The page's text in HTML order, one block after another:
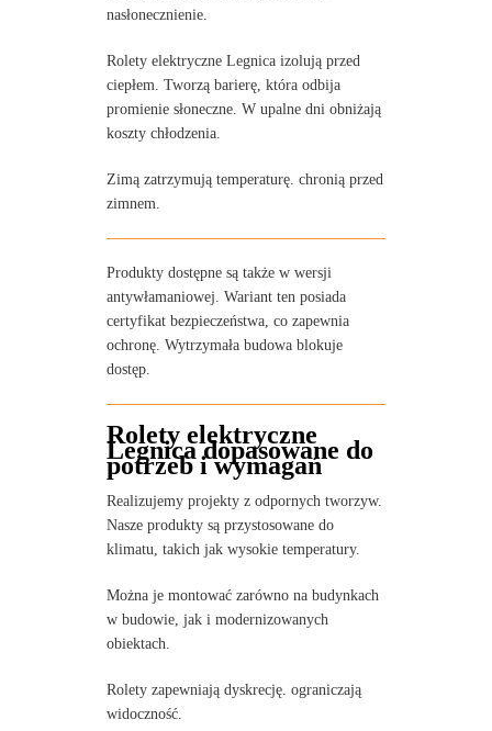
nasłonecznienie.
Rolety elektryczne Legnica izolują przed
ciepłem. Tworzą barierę, która odbija
promienie słoneczne. W upalne dni obniżają
koszty chłodzenia.
Zimą zatrzymują temperaturę. chronią przed
zimnem.
Produkty dostępne są także w wersji
antywłamaniowej. Wariant ten posiada
certyfikat bezpieczeństwa, co zapewnia
ochronę. Wytrzymała budowa blokuje
dostęp.
Rolety elektryczne
Legnica dopasowane do
potrzeb i wymagań
Realizujemy projekty z odpornych tworzyw.
Nasze produkty są przystosowane do
klimatu, takich jak wysokie temperatury.
Można je montować zarówno na budynkach
w budowie, jak i modernizowanych
obiektach.
Rolety zapewniają dyskrecję. ograniczają
widoczność.